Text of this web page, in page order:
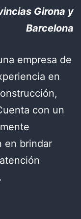
Girona y
Barcelona
empresa de
en
con un
en brindar